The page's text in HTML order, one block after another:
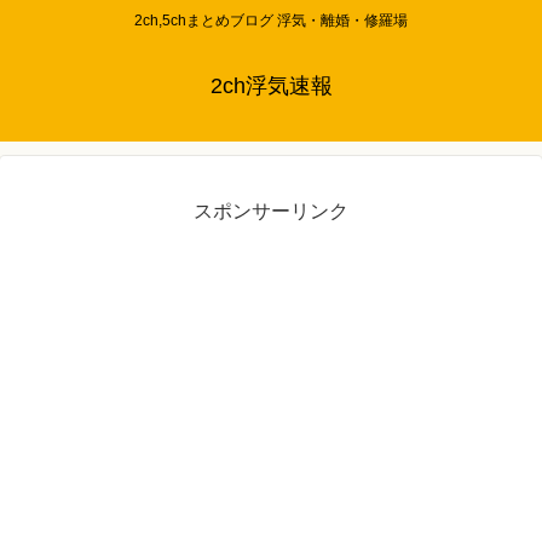
2ch,5chまとめブログ 浮気・離婚・修羅場
2ch浮気速報
スポンサーリンク